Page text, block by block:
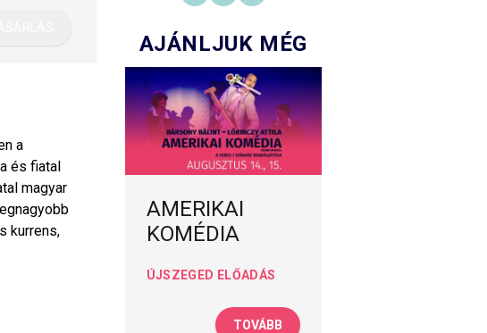
a
és fiatal
magyar
kurrens,
AJÁNLJUK MÉG
AMERIKAI
KOMÉDIA
ÚJSZEGED ELŐADÁS
TOVÁBB